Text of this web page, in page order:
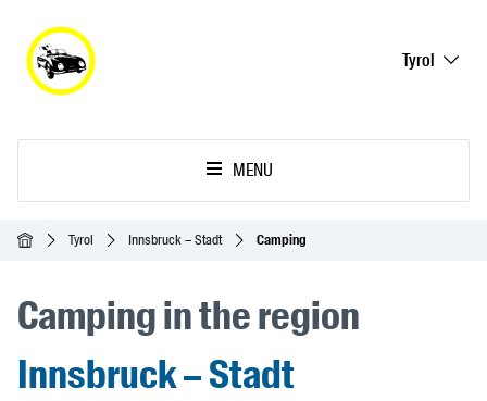
Tyrol
MENU
AccueilTyrol Innsbruck – Stadt Camping
Camping in the region
Innsbruck – Stadt